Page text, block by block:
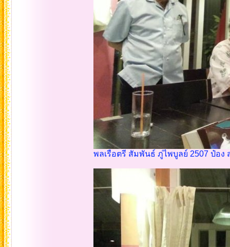
พลเรือตรี สัมพันธ์ ภู่ไพบูลย์ 2507 ป๋อง